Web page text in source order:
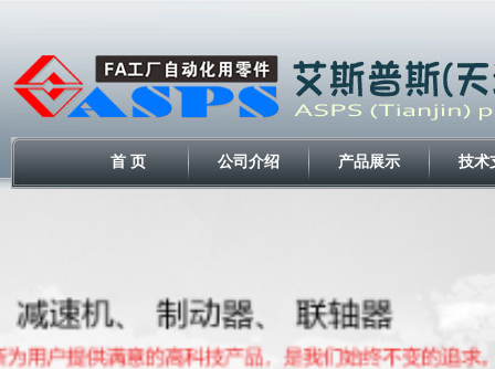
首 页 公司介绍 产品展示 技术